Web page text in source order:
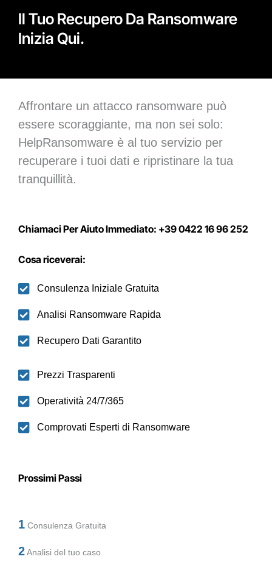
Il Tuo Recupero Da Ransomware
Inizia Qui.
Affrontare un attacco ransomware può
essere scoraggiante, ma non sei solo:
HelpRansomware è al tuo servizio per
recuperare i tuoi dati e ripristinare la tua
tranquillità.
Chiamaci Per Aiuto Immediato: +39 0422 16 96 252
Cosa riceverai:
Consulenza Iniziale Gratuita
Analisi Ransomware Rapida
Recupero Dati Garantito
Prezzi Trasparenti
Operatività 24/7/365
Comprovati Esperti di Ransomware
Prossimi Passi
1 Consulenza Gratuita
2Analisi del tuo caso